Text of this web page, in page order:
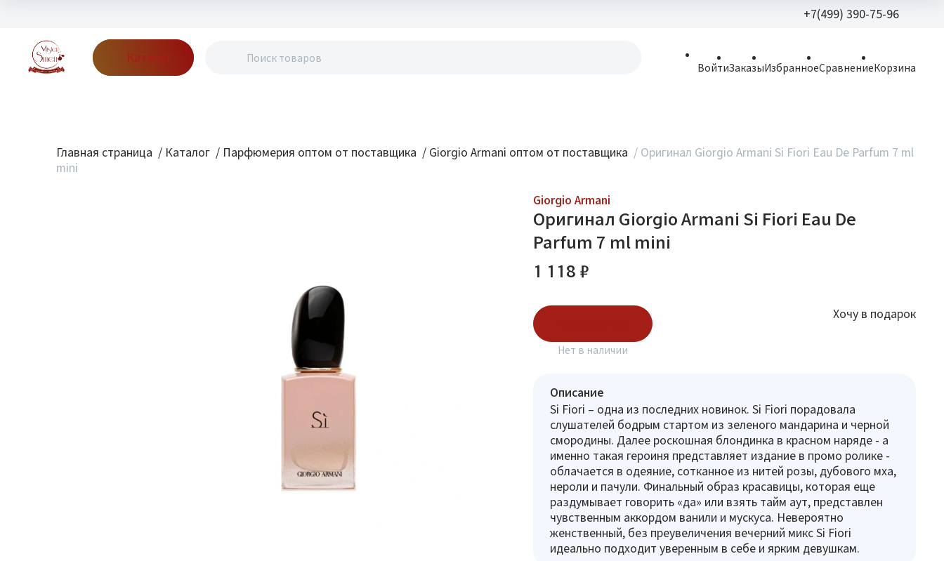
+7(499) 390-75-96
Волгоградский
Каталог
ВойтиЗаказыИзбранноеСравнениеКорзина
Главная страница / Каталог / Парфюмерия оптом от поставщика / Giorgio Armani оптом от поставщика / Оригинал Giorgio Armani Si Fiori Eau De Parfum 7 ml
mini
Giorgio Armani
Оригинал Giorgio Armani Si Fiori Eau De
Parfum 7 ml mini
1 118 ₽
Нет в наличии
Хочу в подарок
Описание
Si Fiori – одна из последних новинок. Si Fiori порадовала
слушателей бодрым стартом из зеленого мандарина и черной
смородины. Далее роскошная блондинка в красном наряде - а
именно такая героиня представляет издание в промо ролике -
облачается в одеяние, сотканное из нитей розы, дубового мха,
нероли и пачули. Финальный образ красавицы, которая еще
раздумывает говорить «да» или взять тайм аут, представлен
чувственным аккордом ванили и мускуса. Невероятно
женственный, без преувеличения вечерний микс Si Fiori
идеально подходит уверенным в себе и ярким девушкам.